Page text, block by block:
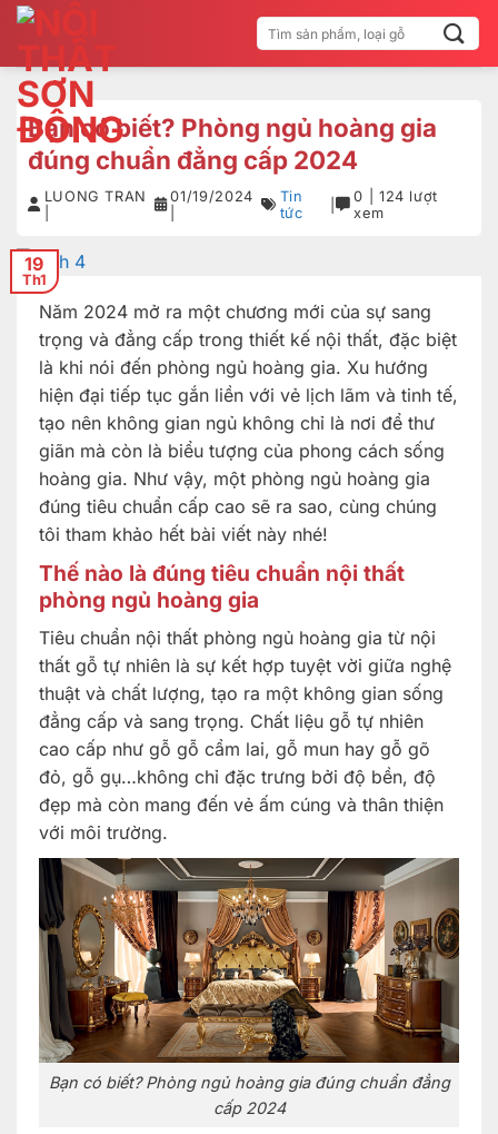
Bỏ
qua
nội
dung
Tìm
kiếm:
Bạn có biết? Phòng ngủ hoàng gia
đúng chuẩn đẳng cấp 2024
LUONG TRAN
01/19/2024
Tin
tức
0 | 124 lượt
xem
19
Th1
Năm 2024 mở ra một chương mới của sự sang
trọng và đẳng cấp trong thiết kế nội thất, đặc biệt
là khi nói đến phòng ngủ hoàng gia. Xu hướng
hiện đại tiếp tục gắn liền với vẻ lịch lãm và tinh tế,
tạo nên không gian ngủ không chỉ là nơi để thư
giãn mà còn là biểu tượng của phong cách sống
hoàng gia. Như vậy, một phòng ngủ hoàng gia
đúng tiêu chuẩn cấp cao sẽ ra sao, cùng chúng
tôi tham khảo hết bài viết này nhé!
Thế nào là đúng tiêu chuẩn nội thất
phòng ngủ hoàng gia
Tiêu chuẩn nội thất phòng ngủ hoàng gia từ nội
thất gỗ tự nhiên là sự kết hợp tuyệt vời giữa nghệ
thuật và chất lượng, tạo ra một không gian sống
đẳng cấp và sang trọng. Chất liệu gỗ tự nhiên
cao cấp như gỗ gỗ cẩm lai, gỗ mun hay gỗ gõ
đỏ, gỗ gụ…không chỉ đặc trưng bởi độ bền, độ
đẹp mà còn mang đến vẻ ấm cúng và thân thiện
với môi trường.
Bạn có biết? Phòng ngủ hoàng gia đúng chuẩn đẳng
cấp 2024